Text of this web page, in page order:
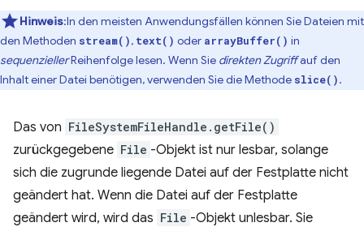
Hinweis:In den meisten Anwendungsfällen können Sie Dateien mit
den Methoden stream(), text() oder arrayBuffer() in
sequenziellerReihenfolge lesen. Wenn Sie direkten Zugriffauf den
Inhalt einer Datei benötigen, verwenden Sie die Methode slice().
Das von FileSystemFileHandle.getFile()
zurückgegebene File -Objekt ist nur lesbar, solange
sich die zugrunde liegende Datei auf der Festplatte nicht
geändert hat. Wenn die Datei auf der Festplatte
geändert wird, wird das File -Objekt unlesbar. Sie